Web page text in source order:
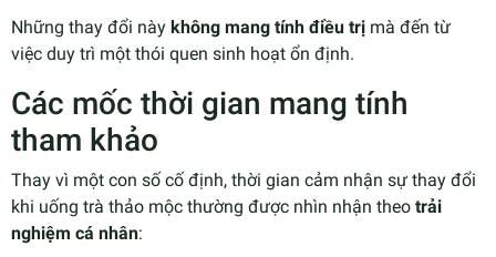
Những thay đổi này không mang tính điều trị mà đến từ
việc duy trì một thói quen sinh hoạt ổn định.
Các mốc thời gian mang tính
tham khảo
Thay vì một con số cố định, thời gian cảm nhận sự thay đổi
khi uống trà thảo mộc thường được nhìn nhận theo trải
nghiệm cá nhân: